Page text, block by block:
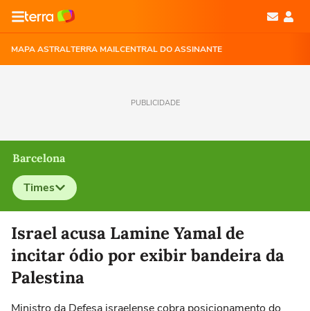
MAPA ASTRALTERRA MAILCENTRAL DO ASSINANTE
PUBLICIDADE
Barcelona
Times
Selecione o time para ver as notícias
Israel acusa Lamine Yamal de
incitar ódio por exibir bandeira da
Palestina